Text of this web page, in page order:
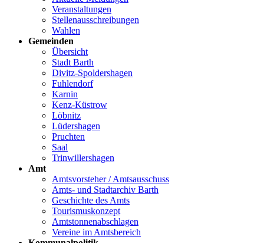
Veranstaltungen
Stellenausschreibungen
Wahlen
Gemeinden
Übersicht
Stadt Barth
Divitz-Spoldershagen
Fuhlendorf
Karnin
Kenz-Küstrow
Löbnitz
Lüdershagen
Pruchten
Saal
Trinwillershagen
Amt
Amtsvorsteher / Amtsausschuss
Amts- und Stadtarchiv Barth
Geschichte des Amts
Tourismuskonzept
Amtstonnenabschlagen
Vereine im Amtsbereich